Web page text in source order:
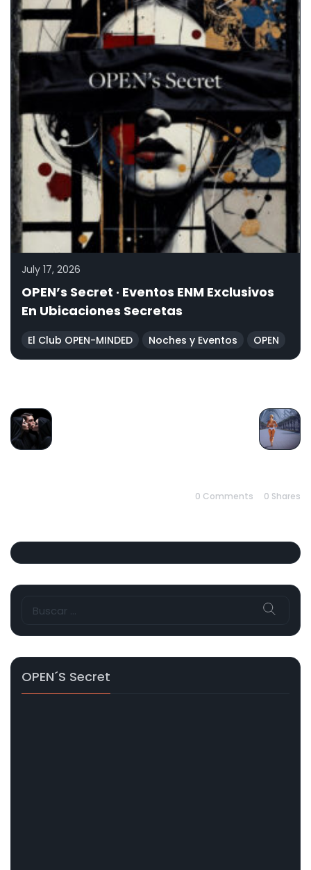
July 17, 2026
OPEN’s Secret · Eventos ENM Exclusivos
En Ubicaciones Secretas
El Club OPEN-MINDED Noches y Eventos OPEN
0 Comments 0 Shares
OPEN´s Secret